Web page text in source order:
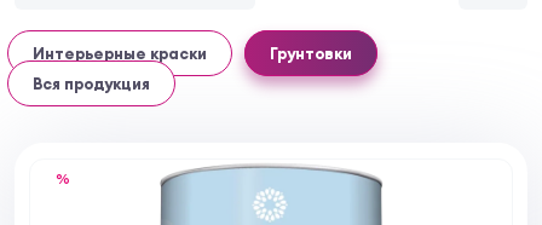
Интерьерные краски
Грунтовки
Вся продукция
%